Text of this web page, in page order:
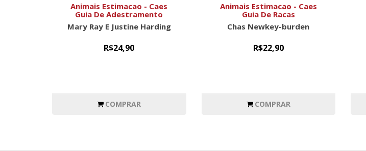
Animais Estimacao - Caes
Guia De Adestramento
Mary Ray E Justine Harding
R$24,90
COMPRAR
Animais Estimacao - Caes
Guia De Racas
Chas Newkey-burden
R$22,90
COMPRAR